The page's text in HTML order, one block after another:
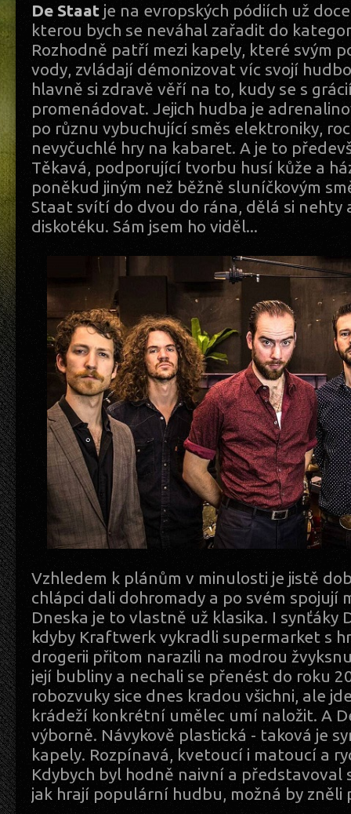
De Staat je na evropských pódiích už
kterou bych se neváhal zařadit do
Rozhodně patří mezi kapely, které svým
vody, zvládají démonizovat víc svojí
hlavně si zdravě věří na to, kudy se s
promenádovat. Jejich hudba je
po různu vybuchující směs elektroniky,
nevyčuchlé hry na kabaret. A je to
Těkavá, podporující tvorbu husí kůže a
poněkud jiným než běžně sluníčkovým
Staat svítí do dvou do rána, dělá si nehty
diskotéku. Sám jsem ho viděl...
Vzhledem k plánům v minulosti je jistě
chlápci dali dohromady a po svém spojují
Dneska je to vlastně už klasika. I synťáky
kdyby Kraftwerk vykradli supermarket s
drogerii přitom narazili na modrou
její bubliny a nechali se přenést do roku
robozvuky sice dnes kradou všichni, ale
krádeží konkrétní umělec umí naložit. A
výborně. Návykově plastická - taková je
kapely. Rozpínavá, kvetoucí i matoucí a
Kdybych byl hodně naivní a představoval
jak hrají populární hudbu, možná by zněli